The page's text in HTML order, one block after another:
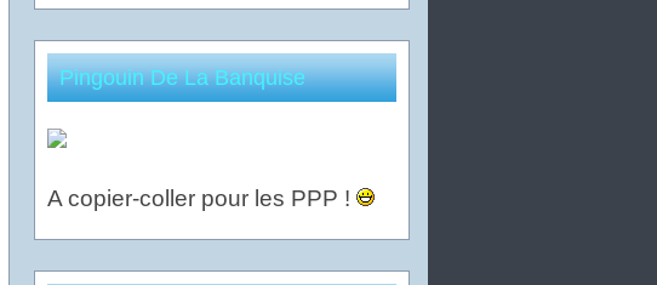
Pingouin De La Banquise
A copier-coller pour les PPP !